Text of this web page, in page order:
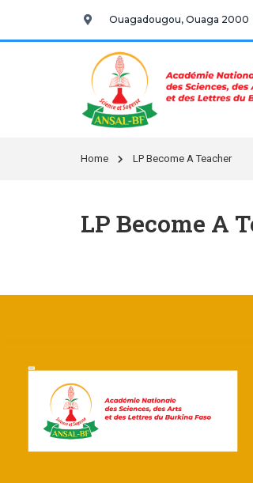
Ouagadougou, Ouaga 2000
Home LP Become A Teacher
LP Become A